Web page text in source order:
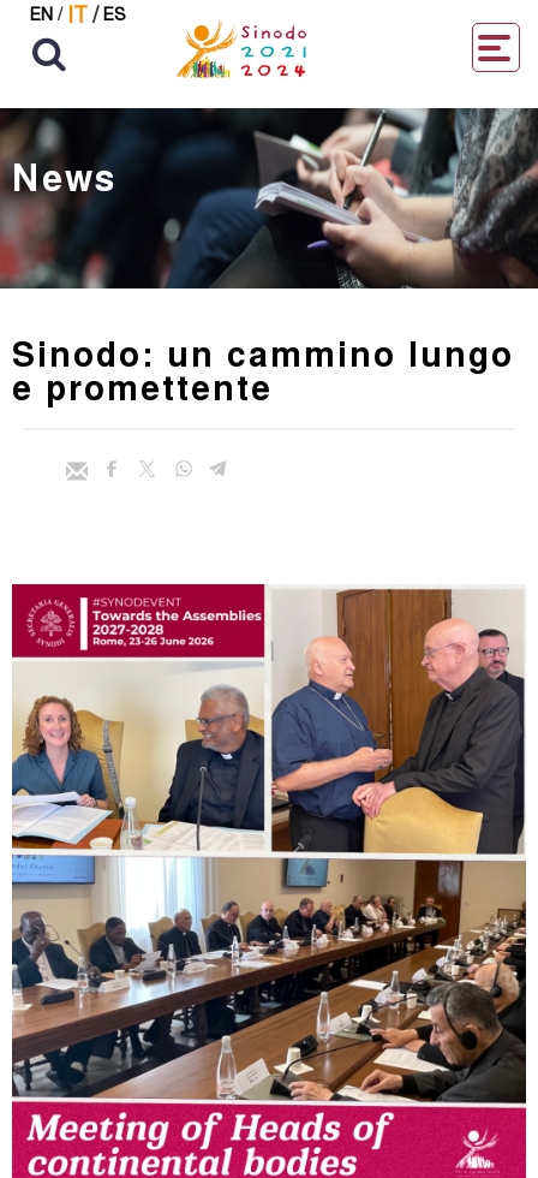
EN / IT/ ES
News
Sinodo: un cammino lungo
e promettente